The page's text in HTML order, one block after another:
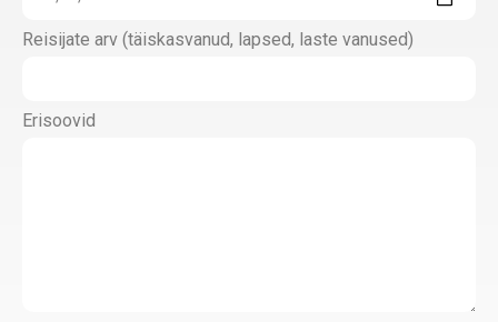
Reisijate arv (täiskasvanud, lapsed, laste vanused)
Erisoovid